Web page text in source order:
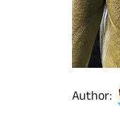
Author: